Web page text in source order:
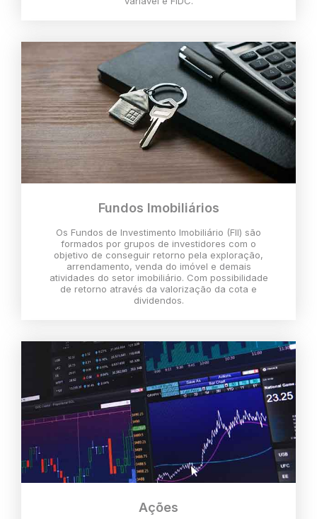
Fundos Imobiliários
Os Fundos de Investimento Imobiliário (FII) são
formados por grupos de investidores com o
objetivo de conseguir retorno pela exploração,
arrendamento, venda do imóvel e demais
atividades do setor imobiliário. Com possibilidade
de retorno através da valorização da cota e
dividendos.
Ações